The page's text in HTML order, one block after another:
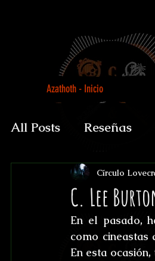
Azathoth - Inicio
All Posts Reseñas
Auguratricis,
Gabinete de la Dra.
C. Lee
Círculo
En el pasado,
como
En esta